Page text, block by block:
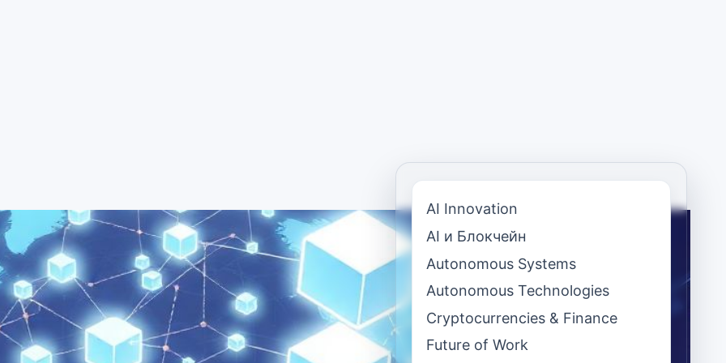
AI Innovation
AI и Блокчейн
Autonomous Systems
Autonomous Technologies
Cryptocurrencies & Finance
Future of Work